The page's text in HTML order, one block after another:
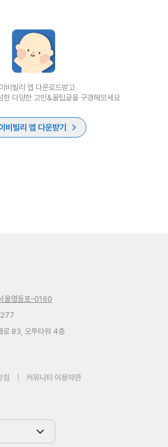
비빌리 앱 다운로드받고
한 다양한 고민&꿀팁글을 구경해보세요
비빌리 앱 다운받기
울영등포-0160
로 83, 오투타워 4층
침 커뮤니티 이용약관